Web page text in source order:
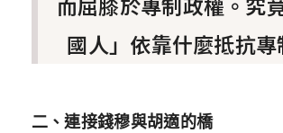
國人」依靠什麼抵抗專
二、連接錢穆與胡適的橋